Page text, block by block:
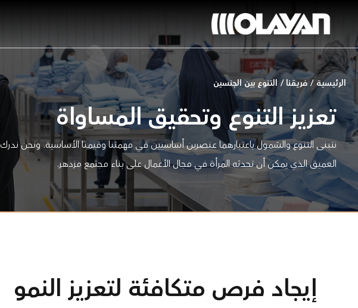
المحتوى
الرئيسية / فريقنا / التنوع بين الجنسين
تعزيز التنوع وتحقيق المساواة
نتبنى التنوع والشمول باعتبارهما عنصرين أساسيين في مهمتنا وقيمنا الأساسية. ونحن ندرك
العميق الذي يمكن أن تحدثه المرأة في مجال الأعمال على بناء مجتمع مزدهر.
إيجاد فرص متكافئة لتعزيز النمو